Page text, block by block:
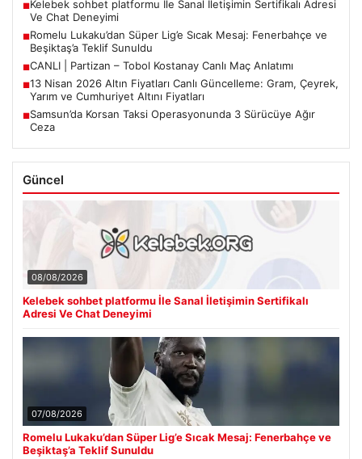
■Kelebek sohbet platformu İle Sanal İletişimin Sertifikalı Adresi
Ve Chat Deneyimi
■Romelu Lukaku’dan Süper Lig’e Sıcak Mesaj: Fenerbahçe ve
Beşiktaş’a Teklif Sunuldu
■CANLI | Partizan – Tobol Kostanay Canlı Maç Anlatımı
■13 Nisan 2026 Altın Fiyatları Canlı Güncelleme: Gram, Çeyrek,
Yarım ve Cumhuriyet Altını Fiyatları
■Samsun’da Korsan Taksi Operasyonunda 3 Sürücüye Ağır
Ceza
Güncel
08/08/2026
Kelebek sohbet platformu İle Sanal İletişimin Sertifikalı
Adresi Ve Chat Deneyimi
07/08/2026
Romelu Lukaku’dan Süper Lig’e Sıcak Mesaj: Fenerbahçe ve
Beşiktaş’a Teklif Sunuldu